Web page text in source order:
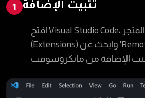
1 تثبيت الإضافة
افتح Visual Studio Code، اذهب إلى المتجر
(Extensions) وابحث عن 'Remote - SSH'. قم